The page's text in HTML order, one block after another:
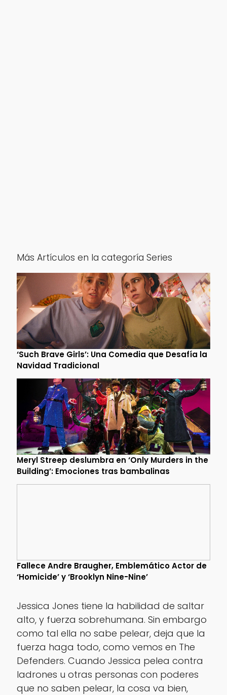
Más Artículos en la categoría Series
‘Such Brave Girls’: Una Comedia que Desafía la
Navidad Tradicional
Meryl Streep deslumbra en ‘Only Murders in the
Building’: Emociones tras bambalinas
Fallece Andre Braugher, Emblemático Actor de
‘Homicide’ y ‘Brooklyn Nine-Nine’
Jessica Jones tiene la habilidad de saltar
alto, y fuerza sobrehumana. Sin embargo
como tal ella no sabe pelear, deja que la
fuerza haga todo, como vemos en The
Defenders. Cuando Jessica pelea contra
ladrones u otras personas con poderes
que no saben pelear, la cosa va bien,